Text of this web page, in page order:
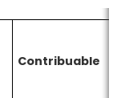
Contribuable